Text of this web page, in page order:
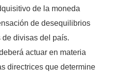
de la moneda
de desequilibrios
divisas del país.
actuar en materia
directrices que determine